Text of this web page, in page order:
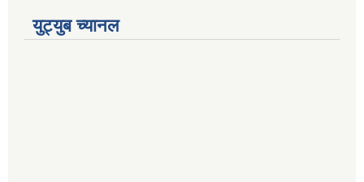
युट्युब च्यानल